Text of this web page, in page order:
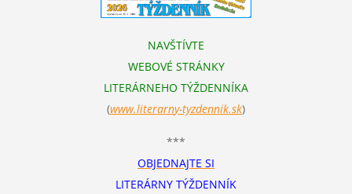
NAVŠTÍVTE
WEBOVÉ STRÁNKY
LITERÁRNEHO TÝŽDENNÍKA
(www.literarny-tyzdennik.sk)
***
OBJEDNAJTE SI
LITERÁRNY TÝŽDENNÍK